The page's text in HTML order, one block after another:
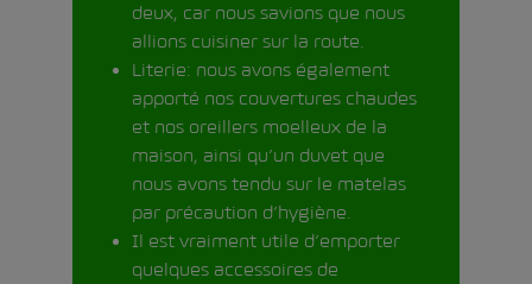
deux, car nous savions que nous
allions cuisiner sur la route.
Literie: nous avons également
apporté nos couvertures chaudes
et nos oreillers moelleux de la
maison, ainsi qu’un duvet que
nous avons tendu sur le matelas
par précaution d’hygiène.
Il est vraiment utile d’emporter
quelques accessoires de